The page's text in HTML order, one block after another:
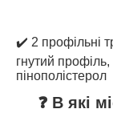
✔️ 2 профільні
гнутий
пінополістерол
❓ В які